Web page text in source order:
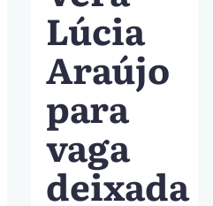
Lúcia
Araújo
para
vaga
deixada